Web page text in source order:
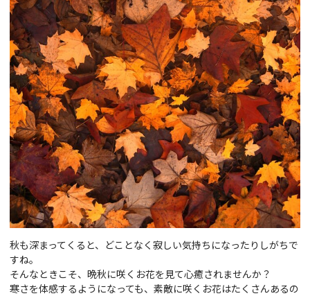
秋も深まってくると、どことなく寂しい気持ちになったりしがちで
すね。
そんなときこそ、晩秋に咲くお花を見て心癒されませんか？
寒さを体感するようになっても、素敵に咲くお花はたくさんあるの